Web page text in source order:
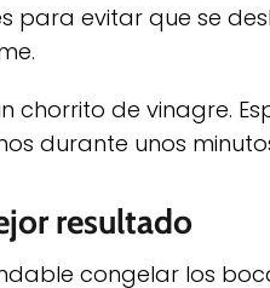
evitar que se
chorrito de vinagre.
durante unos
resultado
congelar los